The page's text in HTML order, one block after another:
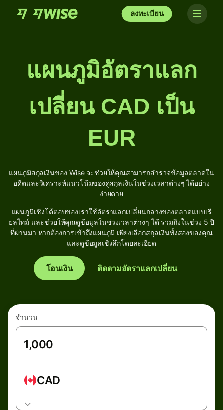
ลงทะเบียน
แผนภูมิอัตราแลก
เปลี่ยน CAD เป็น
EUR
แผนภูมิสกุลเงินของ Wise จะช่วยให้คุณสามารถสำรวจข้อมูลตลาดใน
อดีตและวิเคราะห์แนวโน้มของคู่สกุลเงินในช่วงเวลาต่างๆ ได้อย่าง
ง่ายดาย
แผนภูมิเชิงโต้ตอบของเราใช้อัตราแลกเปลี่ยนกลางของตลาดแบบเรี
ยลไทม์ และช่วยให้คุณดูข้อมูลในช่วงเวลาต่างๆ ได้ รวมถึงในช่วง 5 ปี
ที่ผ่านมา หากต้องการเข้าถึงแผนภูมิ เพียงเลือกสกุลเงินทั้งสองของคุณ
และดูข้อมูลเชิงลึกโดยละเอียด
โอนเงิน ติดตามอัตราแลกเปลี่ยน
จำนวน
CAD